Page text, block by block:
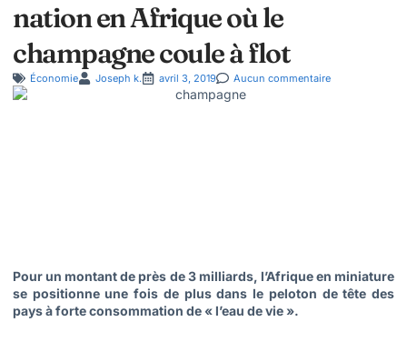
nation en Afrique où le
champagne coule à flot
Économie Joseph k. avril 3, 2019 Aucun commentaire
Pour un montant de près de 3 milliards, l’Afrique en miniature
se positionne une fois de plus dans le peloton de tête des
pays à forte consommation de « l’eau de vie ».